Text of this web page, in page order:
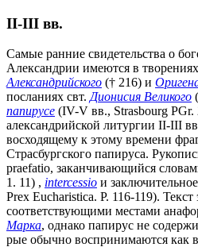
II-III вв.
Самые ранние свидетельства о
Александрии имеются в творениях
Александрийского († 216) и
посланиях свт. Дионисия Великого
папирусе (IV-V вв., Strasbourg
александрийской литургии II-III
восходящему к этому времени
Страсбургского папируса.
praefatio, заканчивающийся
1. 11) , intercessio и заключительное
Prex Eucharistica. P. 116-119).
соответствующими местами
Марка, однако папирус не
рые обычно воспринимаются как